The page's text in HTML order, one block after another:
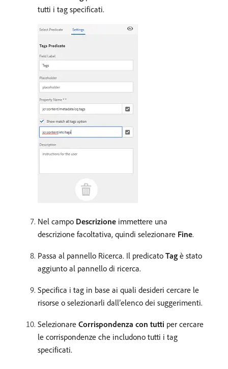
tutti i tag specificati.
Nel campo Descrizione immettere una
descrizione facoltativa, quindi selezionare Fine.
Passa al pannello Ricerca. Il predicato Tag è stato
aggiunto al pannello di ricerca.
Specifica i tag in base ai quali desideri cercare le
risorse o selezionarli dall’elenco dei suggerimenti.
Selezionare Corrispondenza con tutti per cercare
le corrispondenze che includono tutti i tag
specificati.